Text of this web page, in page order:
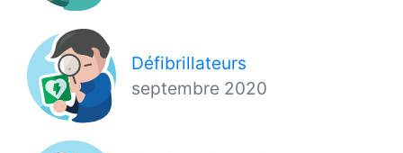
Défibrillateurs
septembre 2020